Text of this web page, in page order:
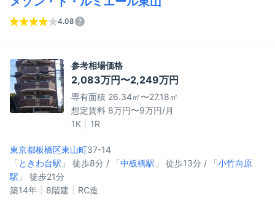
4.08
参考相場価格
2,083万円〜2,249万円
専有面積 26.34㎡〜27.18㎡
想定賃料 8万円〜9万円/月
1K
1R
東京都板橋区東山町37-14
「ときわ台駅 」 徒歩8分 / 「中板橋駅 」 徒歩13分 / 「小竹向原
駅 」 徒歩21分
築14年
8階建 RC造